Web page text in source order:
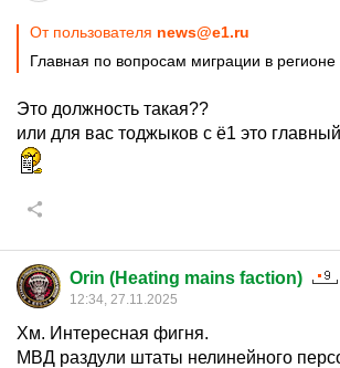
От пользователя news@e1.ru
Главная по вопросам миграции в регионе
Это должность такая??
или для вас тоджыков с ё1 это
Orin (Heating mains faction)
12:34, 27.11.2025
Хм. Интересная фигня.
МВД раздули штаты нелинейного